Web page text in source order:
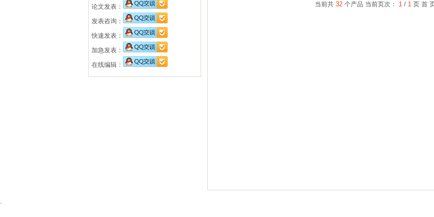
论文发表：
发表咨询：
快速发表：
加急发表：
在线编辑：
当前共 32个产品 当前页次： 1/ 1页 首
·